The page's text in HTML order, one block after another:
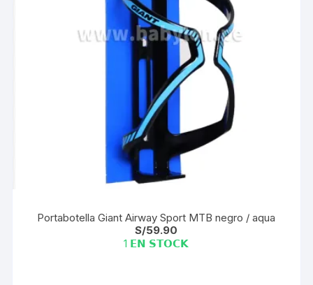
Portabotella Giant Airway Sport MTB negro / aqua
S/59.90
1 𝗘𝗡 𝗦𝗧𝗢𝗖𝗞